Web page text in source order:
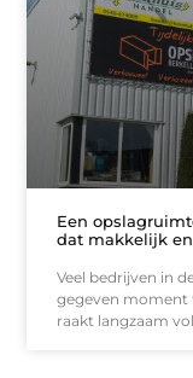
Een
dat makkelijk
Veel bedrijven in
gegeven moment
raakt langzaam